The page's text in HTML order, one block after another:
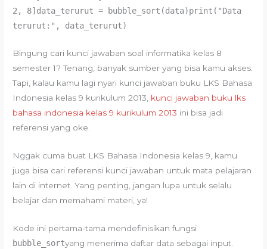
2, 8]data_terurut = bubble_sort(data)print("Data
terurut:", data_terurut)
Bingung cari kunci jawaban soal informatika kelas 8
semester 1? Tenang, banyak sumber yang bisa kamu akses.
Tapi, kalau kamu lagi nyari kunci jawaban buku LKS Bahasa
Indonesia kelas 9 kurikulum 2013, kunci jawaban buku lks
bahasa indonesia kelas 9 kurikulum 2013 ini bisa jadi
referensi yang oke.
Nggak cuma buat LKS Bahasa Indonesia kelas 9, kamu
juga bisa cari referensi kunci jawaban untuk mata pelajaran
lain di internet. Yang penting, jangan lupa untuk selalu
belajar dan memahami materi, ya!
Kode ini pertama-tama mendefinisikan fungsi
bubble_sortyang menerima daftar data sebagai input.